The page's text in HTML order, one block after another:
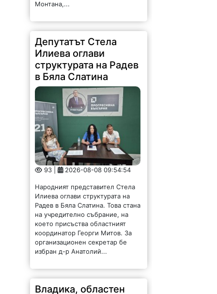
Депутатът Стела
Илиева оглави
структурата на Радев
в Бяла Слатина
93 | 2026-08-08 09:54:54
Илиева оглави структурата на
Радев в Бяла Слатина. Това стана
на учредително събрание, на
което присъства областният
координатор Георги Митов. За
организационен секретар бе
избран д-р Анатолий...
Владика, областен